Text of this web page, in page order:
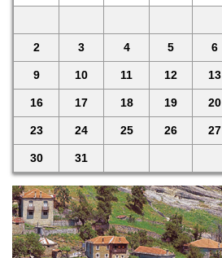
2 3 4 5 6
9 10 11 12 13
16 17 18 19 20
23 24 25 26 27
30 31